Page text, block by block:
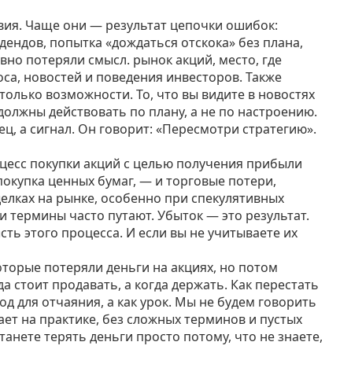
Чаще они — результат цепочки ошибок:
попытка «дождаться отскока» без плана,
потеряли смысл. рынок акций, место, где
новостей и поведения инвесторов. Также
возможности. То, что вы видите в новостях
действовать по плану, а не по настроению.
а сигнал. Он говорит: «Пересмотри стратегию».
покупки акций с целью получения прибыли
ценных бумаг, — и торговые потери,
на рынке, особенно при спекулятивных
термины часто путают. Убыток — это результат.
этого процесса. И если вы не учитываете их
потеряли деньги на акциях, но потом
продавать, а когда держать. Как перестать
для отчаяния, а как урок. Мы не будем говорить
на практике, без сложных терминов и пустых
терять деньги просто потому, что не знаете,